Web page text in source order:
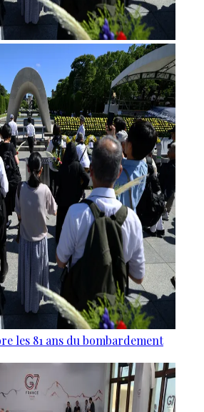
les 81 ans du bombardement